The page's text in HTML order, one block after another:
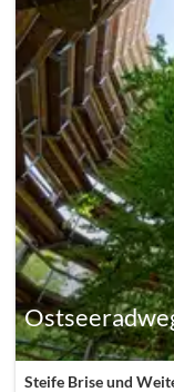
Steife Brise und